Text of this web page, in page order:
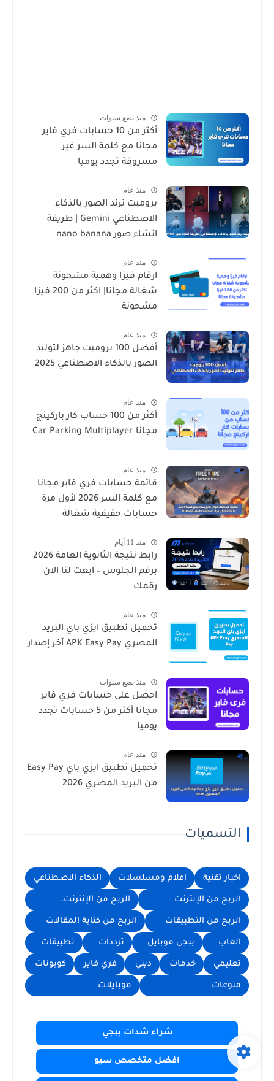
منذ بضع سنوات
أكثر من 10 حسابات فري فاير
مجانا مع كلمة السر غير
مسروقة تجدد يوميا
منذ عام
برومبت ترند الصور بالذكاء
الاصطناعي Gemini | طريقة
انشاء صور nano banana
منذ عام
ارقام فيزا وهمية مشحونة
شغالة مجانا| اكثر من 200 فيزا
مشحونة
منذ عام
أفضل 100 برومبت جاهز لتوليد
الصور بالذكاء الاصطناعي 2025
منذ عام
أكثر من 100 حساب كار باركينج
مجانا Car Parking Multiplayer
منذ عام
قائمة حسابات فري فاير مجانا
مع كلمة السر 2026 لأول مرة
حسابات حقيقية شغالة
منذ 11 أيام
رابط نتيجة الثانوية العامة 2026
برقم الجلوس – ابعت لنا الان
رقمك
منذ عام
تحميل تطبيق ايزي باي البريد
المصري APK Easy Pay آخر إصدار
منذ بضع سنوات
احصل على حسابات فري فاير
مجانا أكثر من 5 حسابات تجدد
يوميا
منذ عام
تحميل تطبيق ايزي باي Easy Pay
من البريد المصري 2026
التسميات
اخبار تقنية افلام ومسلسلات الذكاء الاصطناعي
الربح من الإنترنت الربح من الإنترنت،
الربح من التطبيقات الربح من كتابة المقالات
العاب ببجي موبايل ترددات تطبيقات
تعليمي خدمات ديني فري فاير كوبونات
منوعات موبايلات
شراء شدات ببجي
افضل متخصص سيو